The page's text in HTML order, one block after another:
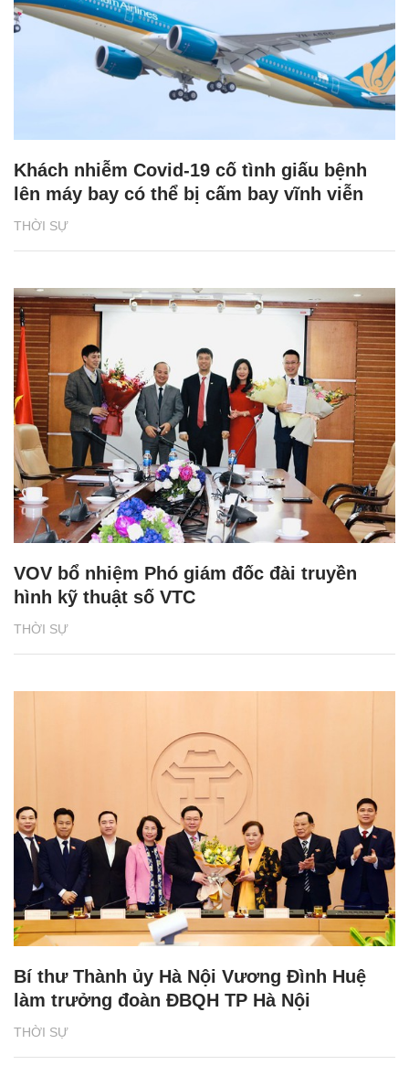
THỜI SỰ
Khách nhiễm Covid-19 cố tình giấu bệnh
lên máy bay có thể bị cấm bay vĩnh viễn
THỜI SỰ
VOV bổ nhiệm Phó giám đốc đài truyền
hình kỹ thuật số VTC
THỜI SỰ
Bí thư Thành ủy Hà Nội Vương Đình Huệ
làm trưởng đoàn ĐBQH TP Hà Nội